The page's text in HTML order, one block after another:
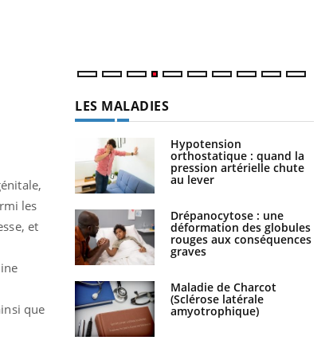
les
et
que
LES MALADIES
Hypotension
orthostatique : quand la
pression artérielle chute
au lever
Drépanocytose : une
déformation des globules
rouges aux conséquences
graves
Maladie de Charcot
(Sclérose latérale
amyotrophique)